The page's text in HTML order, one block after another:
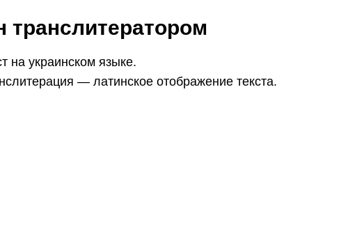
транслитератором
на украинском языке.
— латинское отображение текста.